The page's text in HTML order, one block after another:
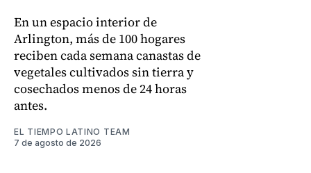
En un espacio interior de
Arlington, más de 100 hogares
reciben cada semana canastas de
vegetales cultivados sin tierra y
cosechados menos de 24 horas
antes.
EL TIEMPO LATINO TEAM
7 de agosto de 2026